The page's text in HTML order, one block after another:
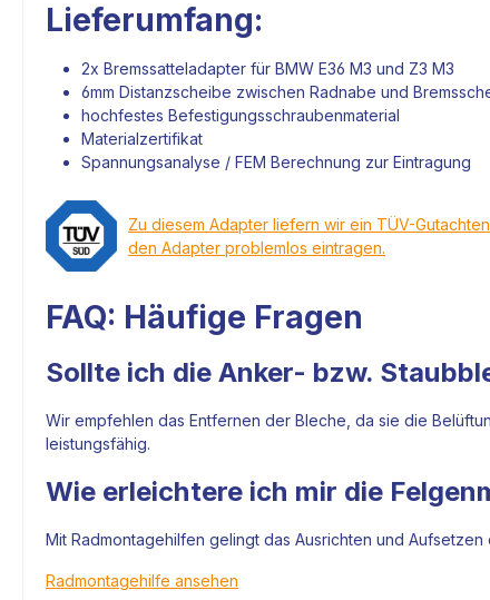
Lieferumfang:
2x Bremssatteladapter für BMW E36 M3 und Z3 M3
6mm Distanzscheibe zwischen Radnabe und
hochfestes Befestigungsschraubenmaterial
Materialzertifikat
Spannungsanalyse / FEM Berechnung zur Eintragung
Zu diesem Adapter liefern wir ein TÜV-
den Adapter problemlos eintragen.
FAQ: Häufige Fragen
Sollte ich die Anker- bzw.
Wir empfehlen das Entfernen der Bleche, da sie die
leistungsfähig.
Wie erleichtere ich mir die
Mit Radmontagehilfen gelingt das Ausrichten und
Radmontagehilfe ansehen